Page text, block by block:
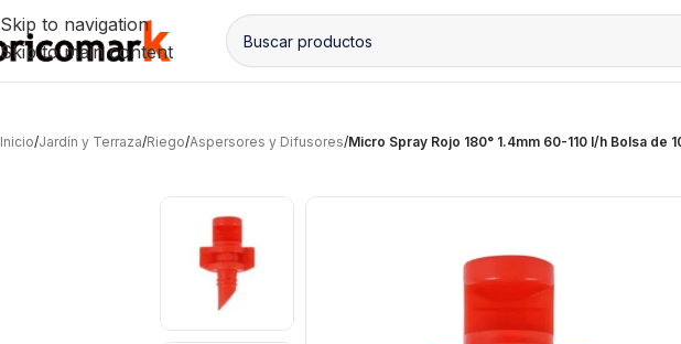
Skip to navigation
Skip to main content
Inicio/Jardín y Terraza/Riego/Aspersores y Difusores/Micro Spray Rojo 180° 1.4mm 60-110 l/h Bolsa de